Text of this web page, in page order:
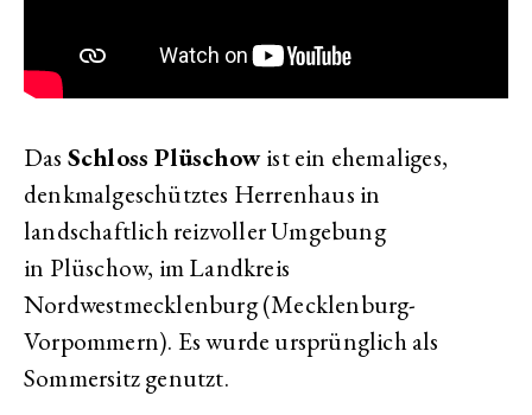
Das Schloss Plüschowist ein ehemaliges,
denkmalgeschütztes Herrenhaus in
landschaftlich reizvoller Umgebung
in Plüschow, im Landkreis
Nordwestmecklenburg (Mecklenburg-
Vorpommern). Es wurde ursprünglich als
Sommersitz genutzt.